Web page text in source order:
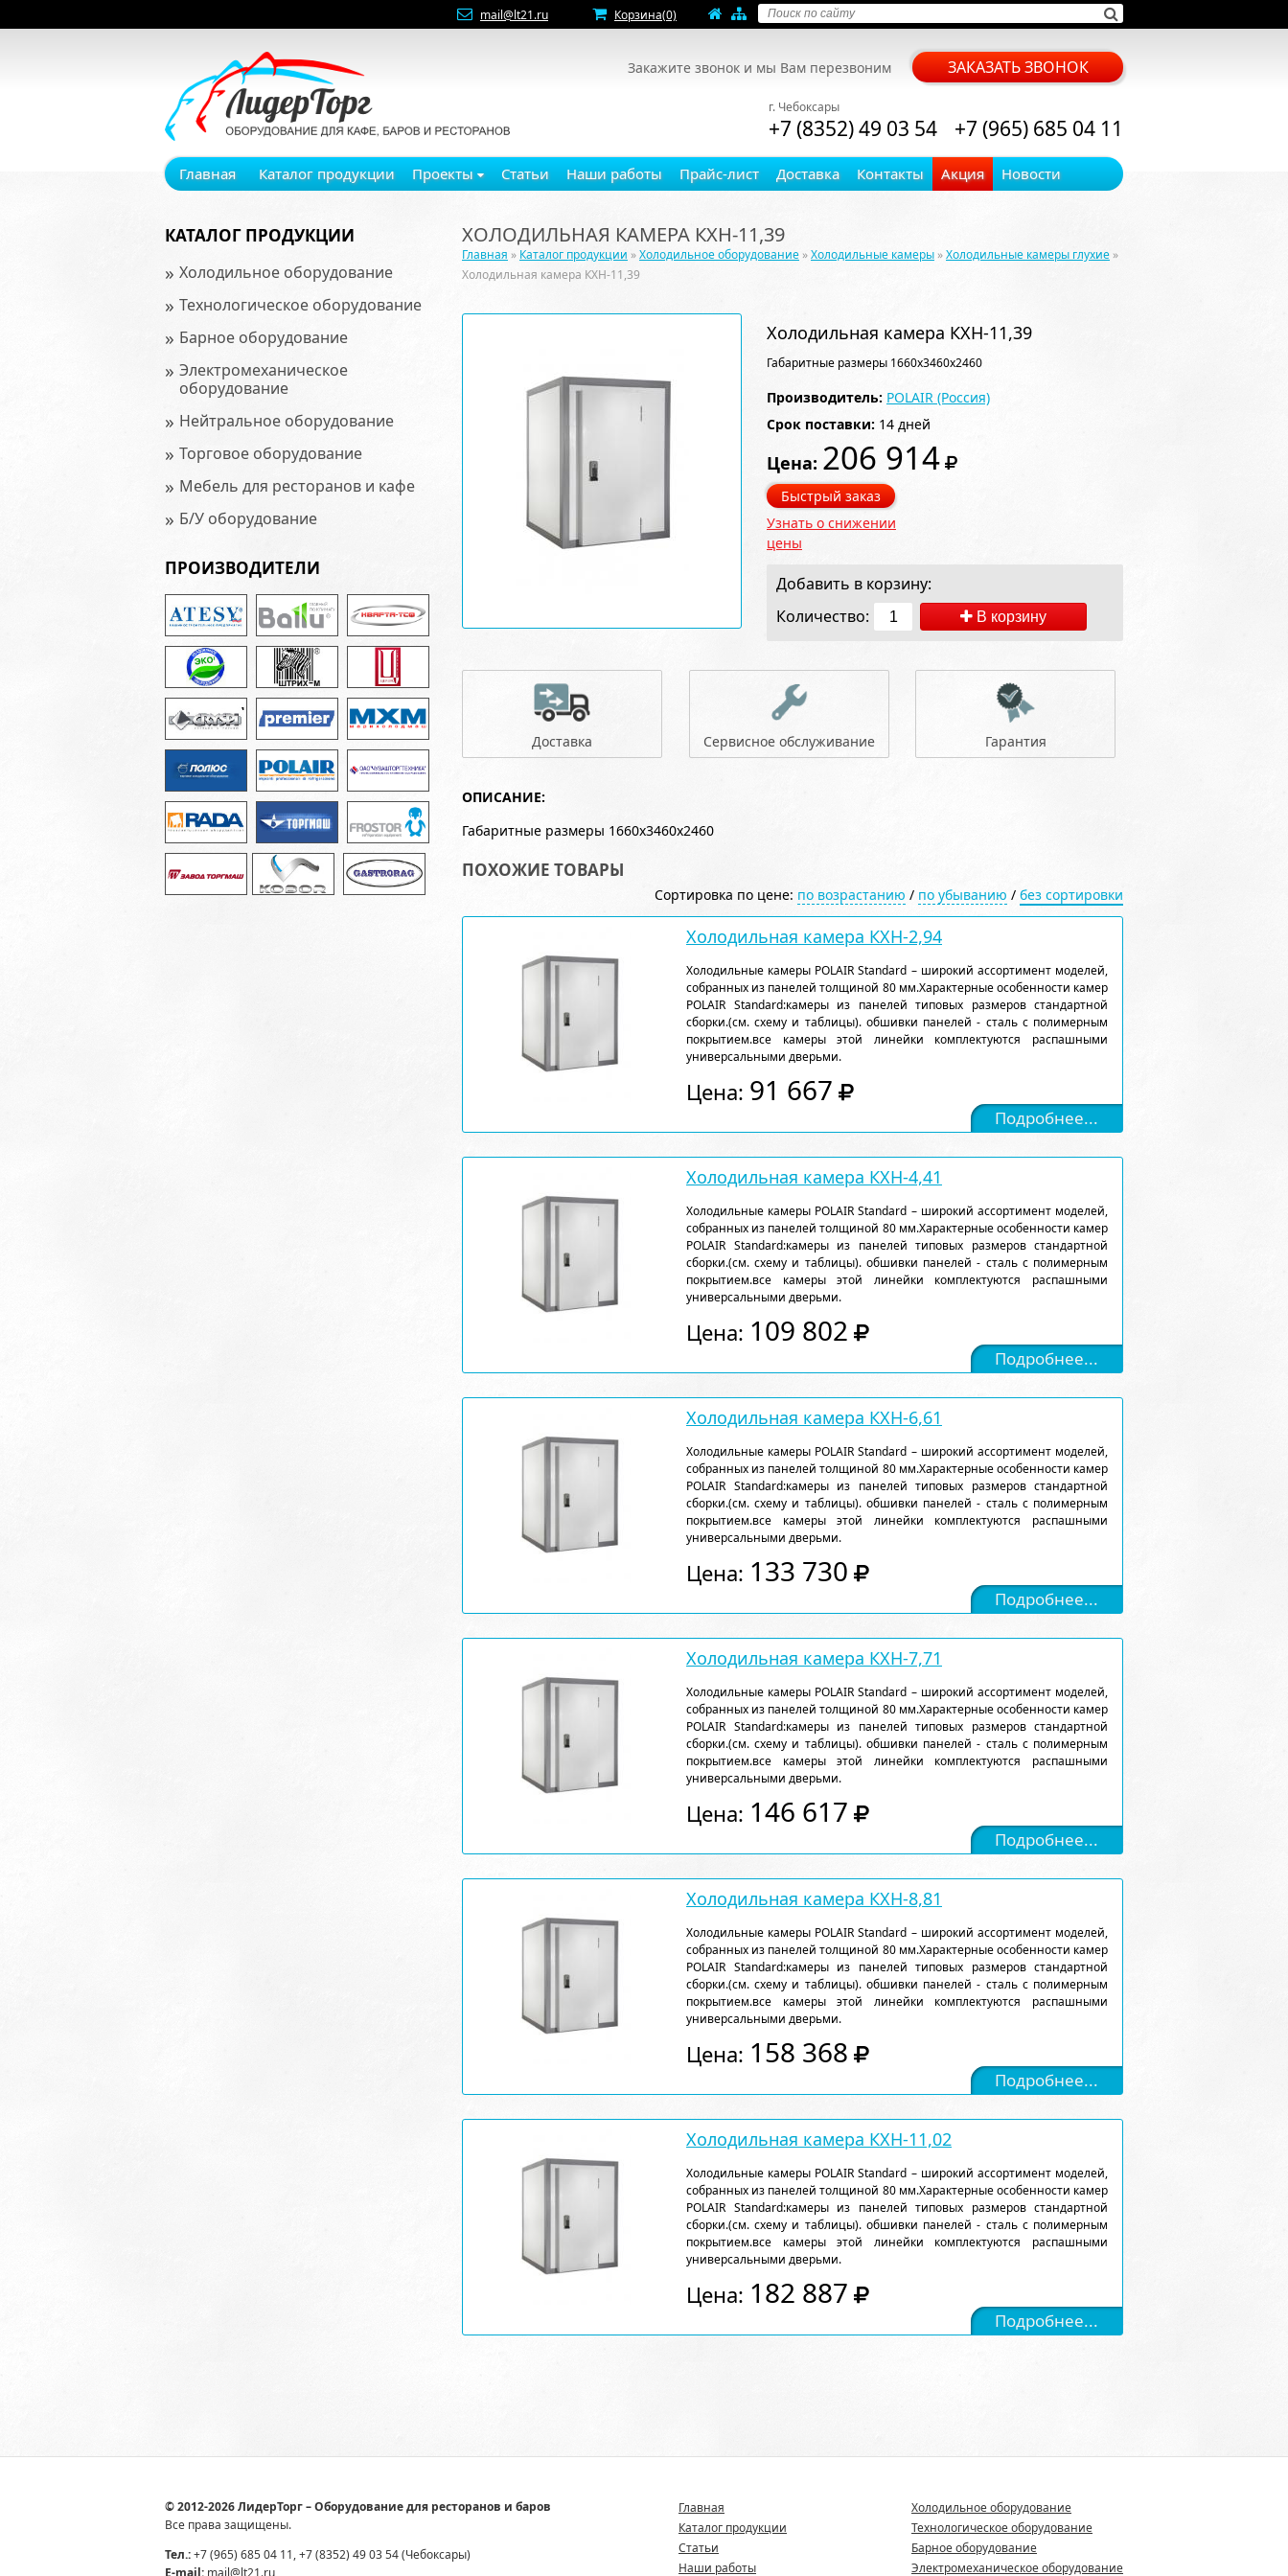
mail@lt21.ru Корзина(0)
Закажите звонок и мы Вам перезвоним ЗАКАЗАТЬ ЗВОНОК
г. Чебоксары
+7 (8352) 49 03 54 +7 (965) 685 04 11
Главная Каталог продукции Проекты Статьи Наши работы Прайс-лист Доставка Контакты Акция Новости
КАТАЛОГ ПРОДУКЦИИ
» Холодильное оборудование
» Технологическое оборудование
» Барное оборудование
» Электромеханическое
оборудование
» Нейтральное оборудование
» Торговое оборудование
» Мебель для ресторанов и кафе
» Б/У оборудование
ПРОИЗВОДИТЕЛИ
ХОЛОДИЛЬНАЯ КАМЕРА КХН-11,39
Главная » Каталог продукции »Холодильное оборудование »Холодильные камеры »Холодильные камеры глухие »
Холодильная камера КХН-11,39
Холодильная камера КХН-11,39
Габаритные размеры 1660x3460x2460
Производитель: POLAIR (Россия)
Срок поставки: 14 дней
Цена: 206 914
Быстрый заказ
Узнать о снижении
цены
Добавить в корзину:
Количество:
В корзину
Доставка Сервисное обслуживание Гарантия
ОПИСАНИЕ:
Габаритные размеры 1660x3460x2460
ПОХОЖИЕ ТОВАРЫ
Сортировка по цене: по возрастанию / по убыванию / без сортировки
Холодильная камера КХН-2,94
Холодильные камеры POLAIR Standard – широкий ассортимент моделей,
собранных из панелей толщиной 80 мм.Характерные особенности камер
POLAIR Standard:камеры из панелей типовых размеров стандартной
сборки.(см. схему и таблицы). обшивки панелей - сталь с полимерным
покрытием.все камеры этой линейки комплектуются распашными
универсальными дверьми.
Цена: 91 667
Подробнее...
Холодильная камера КХН-4,41
Холодильные камеры POLAIR Standard – широкий ассортимент моделей,
собранных из панелей толщиной 80 мм.Характерные особенности камер
POLAIR Standard:камеры из панелей типовых размеров стандартной
сборки.(см. схему и таблицы). обшивки панелей - сталь с полимерным
покрытием.все камеры этой линейки комплектуются распашными
универсальными дверьми.
Цена: 109 802
Подробнее...
Холодильная камера КХН-6,61
Холодильные камеры POLAIR Standard – широкий ассортимент моделей,
собранных из панелей толщиной 80 мм.Характерные особенности камер
POLAIR Standard:камеры из панелей типовых размеров стандартной
сборки.(см. схему и таблицы). обшивки панелей - сталь с полимерным
покрытием.все камеры этой линейки комплектуются распашными
универсальными дверьми.
Цена: 133 730
Подробнее...
Холодильная камера КХН-7,71
Холодильные камеры POLAIR Standard – широкий ассортимент моделей,
собранных из панелей толщиной 80 мм.Характерные особенности камер
POLAIR Standard:камеры из панелей типовых размеров стандартной
сборки.(см. схему и таблицы). обшивки панелей - сталь с полимерным
покрытием.все камеры этой линейки комплектуются распашными
универсальными дверьми.
Цена: 146 617
Подробнее...
Холодильная камера КХН-8,81
Холодильные камеры POLAIR Standard – широкий ассортимент моделей,
собранных из панелей толщиной 80 мм.Характерные особенности камер
POLAIR Standard:камеры из панелей типовых размеров стандартной
сборки.(см. схему и таблицы). обшивки панелей - сталь с полимерным
покрытием.все камеры этой линейки комплектуются распашными
универсальными дверьми.
Цена: 158 368
Подробнее...
Холодильная камера КХН-11,02
Холодильные камеры POLAIR Standard – широкий ассортимент моделей,
собранных из панелей толщиной 80 мм.Характерные особенности камер
POLAIR Standard:камеры из панелей типовых размеров стандартной
сборки.(см. схему и таблицы). обшивки панелей - сталь с полимерным
покрытием.все камеры этой линейки комплектуются распашными
универсальными дверьми.
Цена: 182 887
Подробнее...
© 2012-2026 ЛидерТорг – Оборудование для ресторанов и баров
Все права защищены.
Тел.:+7 (965) 685 04 11, +7 (8352) 49 03 54 (Чебоксары)
E-mail: mail@lt21.ru
Главная
Каталог продукции
Статьи
Наши работы
Холодильное оборудование
Технологическое оборудование
Барное оборудование
Электромеханическое оборудование